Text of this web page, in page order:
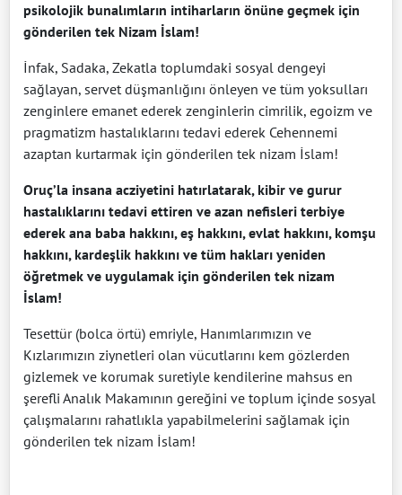
psikolojik bunalımların intiharların önüne geçmek için
gönderilen tek Nizam İslam!
İnfak, Sadaka, Zekatla toplumdaki sosyal dengeyi
sağlayan, servet düşmanlığını önleyen ve tüm yoksulları
zenginlere emanet ederek zenginlerin cimrilik, egoizm ve
pragmatizm hastalıklarını tedavi ederek Cehennemi
azaptan kurtarmak için gönderilen tek nizam İslam!
Oruç’la insana acziyetini hatırlatarak, kibir ve gurur
hastalıklarını tedavi ettiren ve azan nefisleri terbiye
ederek ana baba hakkını, eş hakkını, evlat hakkını, komşu
hakkını, kardeşlik hakkını ve tüm hakları yeniden
öğretmek ve uygulamak için gönderilen tek nizam
İslam!
Tesettür (bolca örtü) emriyle, Hanımlarımızın ve
Kızlarımızın ziynetleri olan vücutlarını kem gözlerden
gizlemek ve korumak suretiyle kendilerine mahsus en
şerefli Analık Makamının gereğini ve toplum içinde sosyal
çalışmalarını rahatlıkla yapabilmelerini sağlamak için
gönderilen tek nizam İslam!